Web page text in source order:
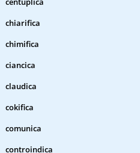
chiarifica
chimifica
ciancica
claudica
cokifica
comunica
controindica